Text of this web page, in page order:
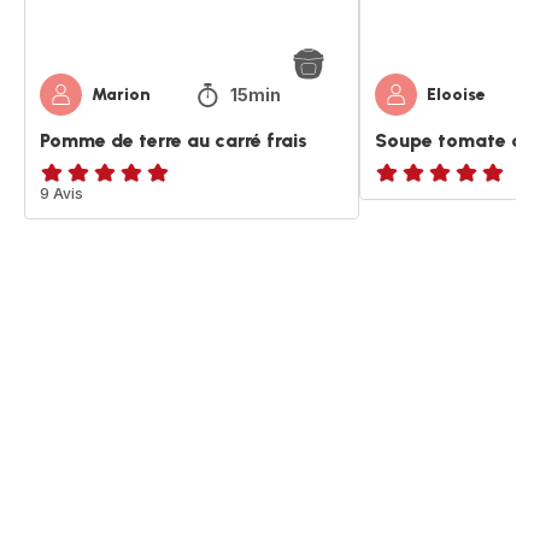
Marion 15min
Pomme de terre au carré frais
ratings.4.8
9 Avis
Elooise
Soupe tomate
ratings.NaN